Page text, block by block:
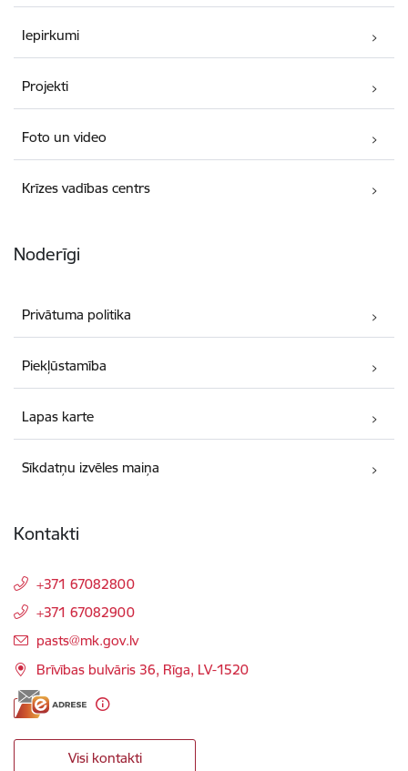
Iepirkumi
Projekti
Foto un video
Krīzes vadības centrs
Noderīgi
Privātuma politika
Piekļūstamība
Lapas karte
Sīkdatņu izvēles maiņa
Kontakti
+371 67082800
+371 67082900
E-pasts:
pasts@mk.gov.lv
Brīvības bulvāris 36, Rīga, LV-1520
Visi kontakti